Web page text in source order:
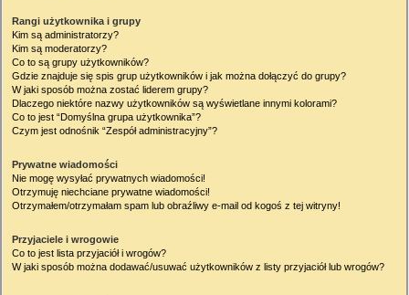
Rangi użytkownika i grupy
Kim są administratorzy?
Kim są moderatorzy?
Co to są grupy użytkowników?
Gdzie znajduje się spis grup użytkowników i jak można dołączyć do grupy?
W jaki sposób można zostać liderem grupy?
Dlaczego niektóre nazwy użytkowników są wyświetlane innymi kolorami?
Co to jest “Domyślna grupa użytkownika”?
Czym jest odnośnik “Zespół administracyjny”?
Prywatne wiadomości
Nie mogę wysyłać prywatnych wiadomości!
Otrzymuję niechciane prywatne wiadomości!
Otrzymałem/otrzymałam spam lub obraźliwy e-mail od kogoś z tej witryny!
Przyjaciele i wrogowie
Co to jest lista przyjaciół i wrogów?
W jaki sposób można dodawać/usuwać użytkowników z listy przyjaciół lub wrogów?